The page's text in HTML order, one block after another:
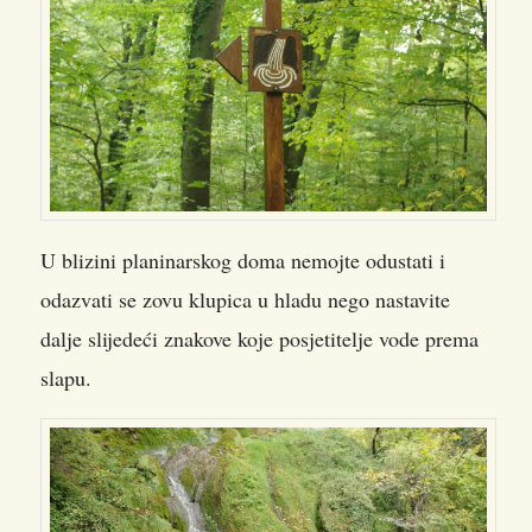
U blizini planinarskog doma nemojte odustati i
odazvati se zovu klupica u hladu nego nastavite
dalje slijedeći znakove koje posjetitelje vode prema
slapu.